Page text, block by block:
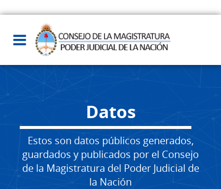
Datos
Estos son datos públicos generados,
guardados y publicados por el Consejo
de la Magistratura del Poder Judicial de
la Nación